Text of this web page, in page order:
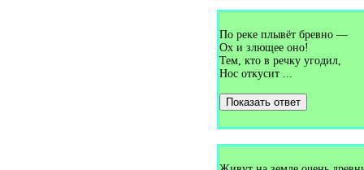
По реке плывёт бревно —
Ох и злющее оно!
Тем, кто в речку угодил,
Нос откусит ...
Показать ответ